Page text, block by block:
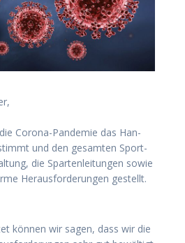
Coro­na-Pan­de­mie das Han­
und den gesam­ten Sport­
die Spar­ten­lei­tun­gen sowie
Her­aus­for­de­run­gen gestellt.
kön­nen wir sagen, dass wir die